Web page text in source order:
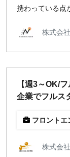
携わっている点
株式会
【週3～OK/
企業でフルス
フロントエ
株式会